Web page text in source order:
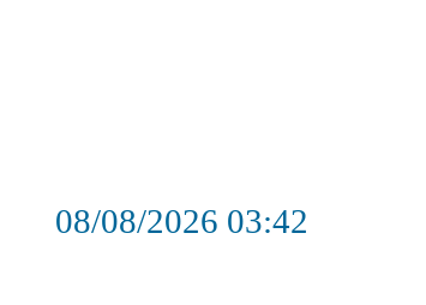
08/08/2026 03:42